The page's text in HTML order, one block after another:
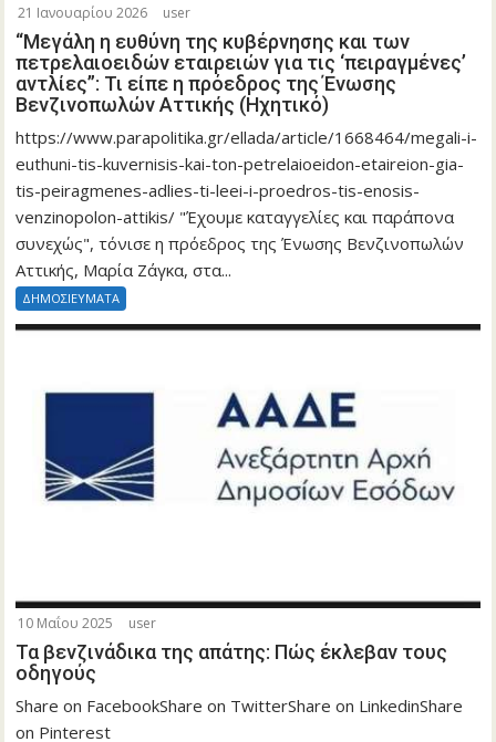
21 Ιανουαρίου 2026 user
“Μεγάλη η ευθύνη της κυβέρνησης και των
πετρελαιοειδών εταιρειών για τις ‘πειραγμένες’
αντλίες”: Τι είπε η πρόεδρος της Ένωσης
Βενζινοπωλών Αττικής (Ηχητικό)
https://www.parapolitika.gr/ellada/article/1668464/megali-i-
euthuni-tis-kuvernisis-kai-ton-petrelaioeidon-etaireion-gia-
tis-peiragmenes-adlies-ti-leei-i-proedros-tis-enosis-
venzinopolon-attikis/ "Έχουμε καταγγελίες και παράπονα
συνεχώς", τόνισε η πρόεδρος της Ένωσης Βενζινοπωλών
Αττικής, Μαρία Ζάγκα, στα...
ΔΗΜΟΣΙΕΥΜΑΤΑ
10 Μαΐου 2025 user
Τα βενζινάδικα της απάτης: Πώς έκλεβαν τους
οδηγούς
Share on FacebookShare on TwitterShare on LinkedinShare
on Pinterest